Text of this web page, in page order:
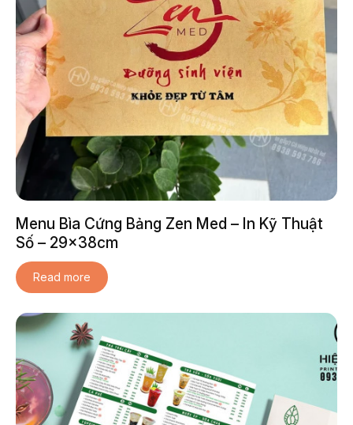
Menu Bìa Cứng Bảng Zen Med – In Kỹ Thuật
Số – 29x38cm
Read more